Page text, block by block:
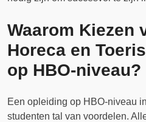
Waarom Kiezen
Horeca en
op HBO-niveau?
Een opleiding op HBO-niveau
studenten tal van voordelen.